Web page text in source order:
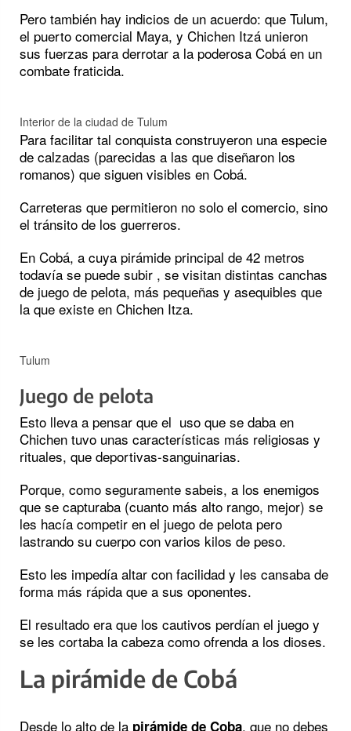
Pero también hay indicios de un acuerdo: que Tulum,
el puerto comercial Maya, y Chichen Itzá unieron
sus fuerzas para derrotar a la poderosa Cobá en un
combate fraticida.
Interior de la ciudad de Tulum
Para facilitar tal conquista construyeron una especie
de calzadas (parecidas a las que diseñaron los
romanos) que siguen visibles en Cobá.
Carreteras que permitieron no solo el comercio, sino
el tránsito de los guerreros.
En Cobá, a cuya pirámide principal de 42 metros
todavía se puede subir , se visitan distintas canchas
de juego de pelota, más pequeñas y asequibles que
la que existe en Chichen Itza.
Tulum
Juego de pelota
Esto lleva a pensar que el uso que se daba en
Chichen tuvo unas características más religiosas y
rituales, que deportivas-sanguinarias.
Porque, como seguramente sabeis, a los enemigos
que se capturaba (cuanto más alto rango, mejor) se
les hacía competir en el juego de pelota pero
lastrando su cuerpo con varios kilos de peso.
Esto les impedía altar con facilidad y les cansaba de
forma más rápida que a sus oponentes.
El resultado era que los cautivos perdían el juego y
se les cortaba la cabeza como ofrenda a los dioses.
La pirámide de Cobá
Desde lo alto de la pirámide de Coba, que no debes